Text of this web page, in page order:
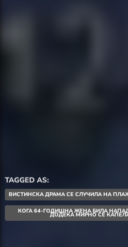
TAGGED AS:
ВИСТИНСКА ДРАМА СЕ СЛУЧИЛА НА
КОГА 64-ГОДИШНА ЖЕНА БИЛА
ДОДЕКА МИРНО СЕ